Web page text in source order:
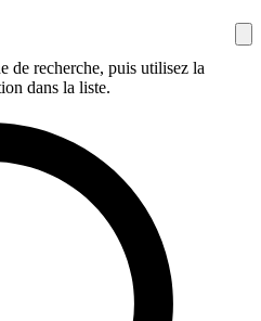
de recherche, puis utilisez la
dans la liste.